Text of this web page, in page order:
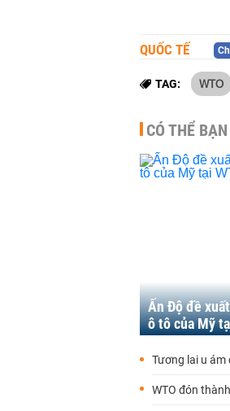
QUỐC TẾ
TAG: WTO
CÓ THỂ
Ấn Độ đề
ô tô của Mỹ
Tương lai u ám
WTO đón